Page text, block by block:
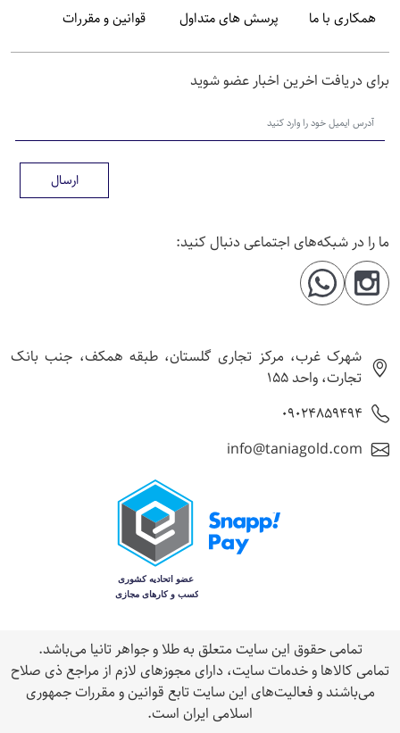
همکاری با ما پرسش های متداول قوانین و مقررات
برای دریافت اخرین اخبار عضو شوید
ارسال
ما را در شبکه‌های اجتماعی دنبال کنید:
شهرک غرب، مرکز تجاری گلستان، طبقه همکف، جنب بانک
تجارت، واحد 155
09024859494
info@taniagold.com
تمامی حقوق اين سایت متعلق به طلا و جواهر تانيا می‌باشد.
تمامی كالاها و خدمات سایت، داراى مجوزهای لازم از مراجع ذى صلاح
می‌باشند و فعاليت‌های اين سايت تابع قوانين و مقررات جمهوری
اسلامی ايران است.